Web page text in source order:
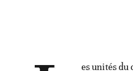
es unités du